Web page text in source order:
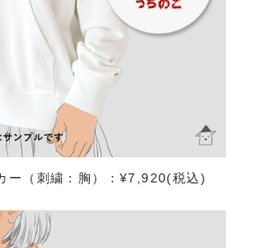
ー（刺繍：胸）：¥7,920(税込)